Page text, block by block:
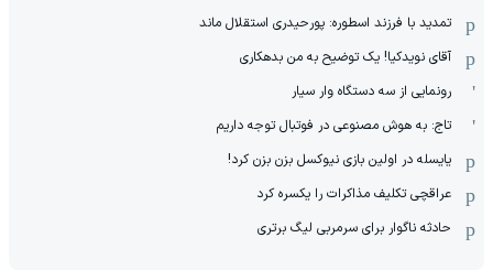
تمدید با فرزند اسطوره: پورحیدری استقلال ماند
آقای نویدکیا! یک توضیح به من بدهکاری
رونمایی از سه دستگاه وار سیار
تاج: به هوش مصنوعی در فوتبال توجه داریم
یایسله در اولین بازی نیوکسل بزن بزن کرد!
عراقچی تکلیف مذاکرات را یکسره کرد
حادثه ناگوار برای سرمربی لیگ برتری